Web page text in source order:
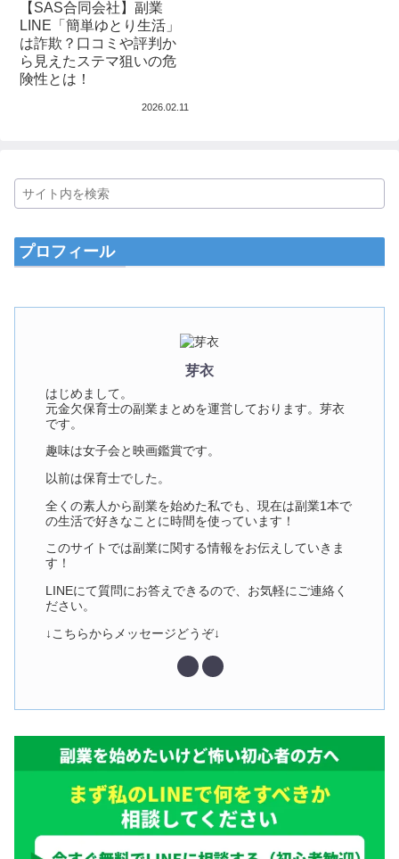
【SAS合同会社】副業
LINE「簡単ゆとり生活」
は詐欺？口コミや評判か
ら見えたステマ狙いの危
険性とは！
2026.02.11
プロフィール
芽衣
はじめまして。
元金欠保育士の副業まとめを運営しております。芽衣
です。
趣味は女子会と映画鑑賞です。
以前は保育士でした。
全くの素人から副業を始めた私でも、現在は副業1本で
の生活で好きなことに時間を使っています！
このサイトでは副業に関する情報をお伝えしていきま
す！
LINEにて質問にお答えできるので、お気軽にご連絡く
ださい。
↓こちらからメッセージどうぞ↓